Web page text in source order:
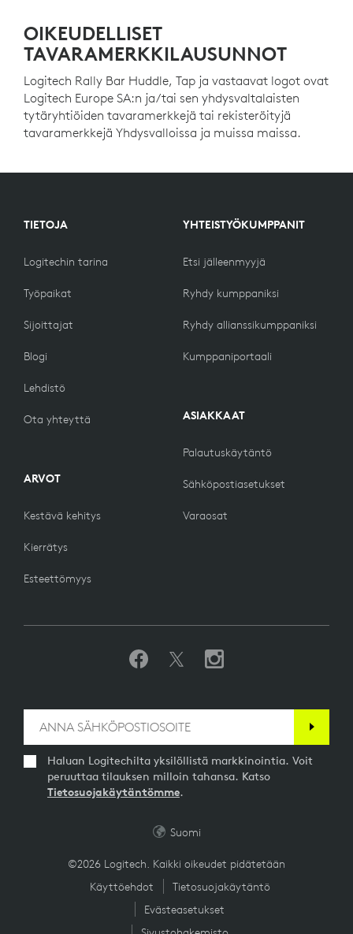
OIKEUDELLISET
TAVARAMERKKILAUSUNNOT
Logitech Rally Bar Huddle, Tap ja vastaavat logot ovat
Logitech Europe SA:n ja/tai sen yhdysvaltalaisten
tytäryhtiöiden tavaramerkkejä tai rekisteröityjä
tavaramerkkejä Yhdysvalloissa ja muissa maissa.
TIETOJA
Logitechin tarina
Työpaikat
Sijoittajat
Blogi
Lehdistö
Ota yhteyttä
ARVOT
Kestävä kehitys
Kierrätys
Esteettömyys
YHTEISTYÖKUMPPANIT
Etsi jälleenmyyjä
Ryhdy kumppaniksi
Ryhdy allianssikumppaniksi
Kumppaniportaali
ASIAKKAAT
Palautuskäytäntö
Sähköpostiasetukset
Varaosat
Haluan Logitechilta yksilöllistä markkinointia. Voit
peruuttaa tilauksen milloin tahansa. Katso
Tietosuojakäytäntömme.
©2026 Logitech. Kaikki oikeudet pidätetään
Käyttöehdot
Tietosuojakäytäntö
Evästeasetukset
Suomi